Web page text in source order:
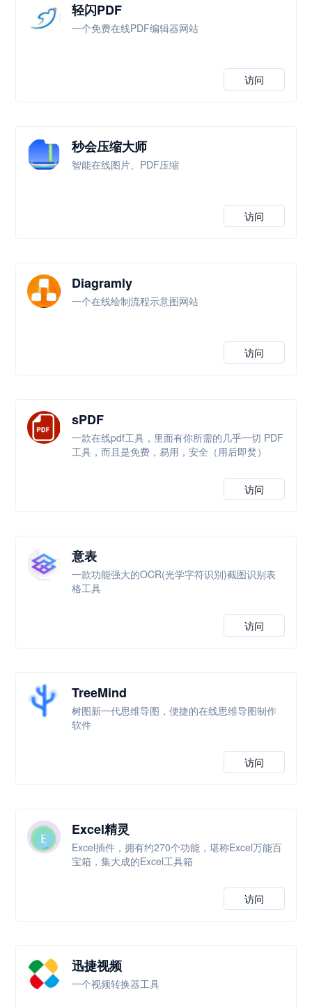
轻闪PDF
一个免费在线PDF编辑器网站
访问
秒会压缩大师
智能在线图片、PDF压缩
访问
Diagramly
一个在线绘制流程示意图网站
访问
sPDF
一款在线pdf工具，里面有你所需的几乎一切 PDF
工具，而且是免费，易用，安全（用后即焚）
访问
意表
一款功能强大的OCR(光学字符识别)截图识别表
格工具
访问
TreeMind
树图新一代思维导图，便捷的在线思维导图制作
软件
访问
Excel精灵
Excel插件，拥有约270个功能，堪称Excel万能百
宝箱，集大成的Excel工具箱
访问
迅捷视频
一个视频转换器工具